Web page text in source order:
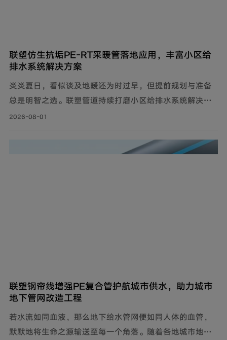
联塑仿生抗垢PE‑RT采暖管落地应用，丰富小区给
排水系统解决方案
炎炎夏日，看似谈及地暖还为时过早，但提前规划与准备
总是明智之选。联塑管道持续打磨小区给排水系统解决方
案，推出仿生抗垢系列家装PE-RT采暖管，既满足家庭冬
2026-08-01
联塑钢帘线增强PE复合管护航城市供水，助力城市
地下管网改造工程
若水流如同血液，那么地下给水管网便如同人体的血管，
默默地将生命之源输送至每一个角落。随着各地城市地下